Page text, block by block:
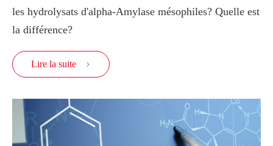
les hydrolysats d'alpha-Amylase mésophiles? Quelle est
la différence?
Lire la suite 